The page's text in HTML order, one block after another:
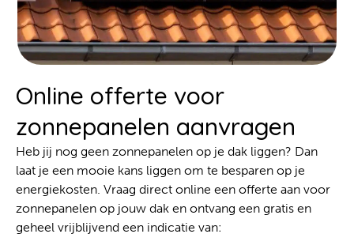
Online offerte voor
zonnepanelen aanvragen
Heb jij nog geen zonnepanelen op je dak liggen? Dan
laat je een mooie kans liggen om te besparen op je
energiekosten. Vraag direct online een offerte aan voor
zonnepanelen op jouw dak en ontvang een gratis en
geheel vrijblijvend een indicatie van: